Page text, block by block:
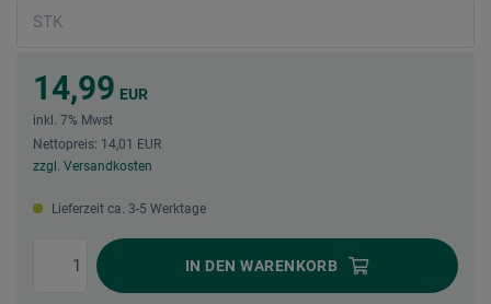
14,99 EUR
inkl. 7% Mwst
Nettopreis: 14,01 EUR
zzgl. Versandkosten
Lieferzeit ca. 3-5 Werktage
IN DEN WARENKORB